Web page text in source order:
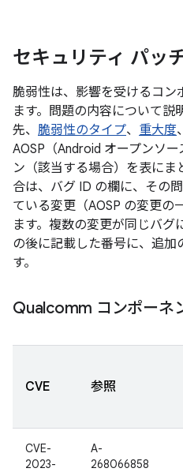
セキュリティ パッ
脆弱性は、影響を受けるコン
ます。問題の内容について説
先、 脆弱性のタイプ、 重大度
AOSP（Android オープンソ
ン（該当する場合）を表にま
合は、バグ ID の欄に、その
ている変更（AOSP の変更の
ます。複数の変更が同じバグ
の後に記載した番号に、追加
す。
Qualcomm コンポーネ
CVE 参照
CVE-
2023-
A-
268066858